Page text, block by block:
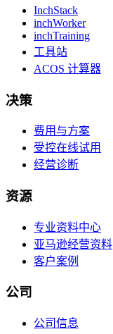
InchStack
inchWorker
inchTraining
工具站
ACOS 计算器
决策
费用与方案
受控在线试用
经营诊断
资源
专业资料中心
亚马逊经营资料
客户案例
公司
公司信息